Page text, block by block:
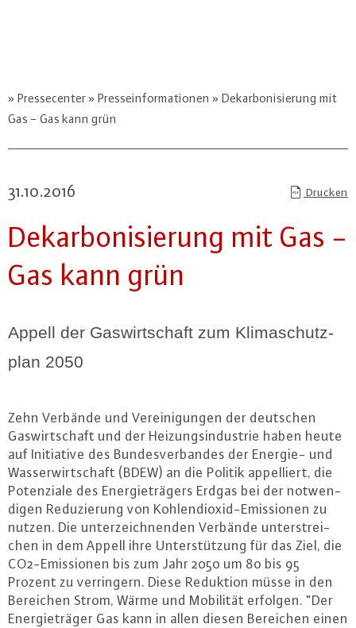
Pressecenter Presseinformationen
Dekarbonisierung mit
Gas - Gas kann grün
31.10.2016 Drucken
Dekar­bo­ni­sie­rung mit Gas -
Gas kann grün
Appell der Gas­wirt­schaft zum Kli­ma­schutz­
plan 2050
Zehn Verbände und Ver­ei­ni­gun­gen der deutschen
Gas­wirt­schaft und der Hei­zungs­in­dus­trie haben heute
auf In­itia­ti­ve des Bun­des­ver­ban­des der Energie- und
Was­ser­wirt­schaft (BDEW) an die Politik ap­pel­liert, die
Po­ten­zia­le des En­er­gie­trä­gers Erdgas bei der not­wen­
di­gen Re­du­zie­rung von Koh­len­di­oxid-Emis­sio­nen zu
nutzen. Die un­ter­zeich­nen­den Verbände un­ter­strei­
chen in dem Appell ihre Un­ter­stüt­zung für das Ziel, die
CO2-Emis­sio­nen bis zum Jahr 2050 um 80 bis 95
Prozent zu ver­rin­gern. Diese Reduktion müsse in den
Bereichen Strom, Wärme und Mobilität erfolgen. "Der
En­er­gie­trä­ger Gas kann in allen diesen Bereichen einen